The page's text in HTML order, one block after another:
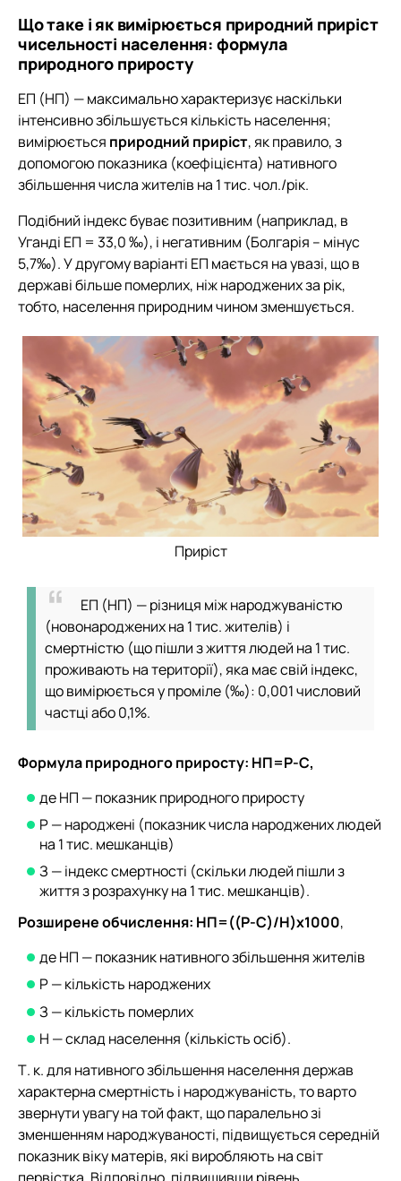
Що таке і як вимірюється природний приріст
чисельності населення: формула
природного приросту
ЕП (НП) — максимально характеризує наскільки
інтенсивно збільшується кількість населення;
вимірюється природний приріст, як правило, з
допомогою показника (коефіцієнта) нативного
збільшення числа жителів на 1 тис. чол./рік.
Подібний індекс буває позитивним (наприклад, в
Уганді ЕП = 33,0 ‰), і негативним (Болгарія – мінус
5,7‰). У другому варіанті ЕП мається на увазі, що в
державі більше померлих, ніж народжених за рік,
тобто, населення природним чином зменшується.
Приріст
ЕП (НП) — різниця між народжуваністю
(новонароджених на 1 тис. жителів) і
смертністю (що пішли з життя людей на 1 тис.
проживають на території), яка має свій індекс,
що вимірюється у проміле (‰): 0,001 числовий
частці або 0,1%.
Формула природного приросту: НП=Р-С,
де НП — показник природного приросту
Р — народжені (показник числа народжених людей
на 1 тис. мешканців)
З — індекс смертності (скільки людей пішли з
життя з розрахунку на 1 тис. мешканців).
Розширене обчислення: НП=((Р-С)/Н)х1000,
де НП — показник нативного збільшення жителів
Р — кількість народжених
З — кількість померлих
Н — склад населення (кількість осіб).
Т. к. для нативного збільшення населення держав
характерна смертність і народжуваність, то варто
звернути увагу на той факт, що паралельно зі
зменшенням народжуваності, підвищується середній
показник віку матерів, які виробляють на світ